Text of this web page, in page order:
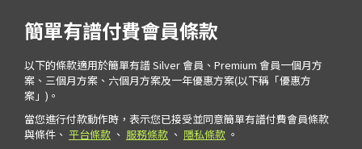
簡單有譜付費會員條款
以下的條款適用於簡單有譜 Silver 會員、Premium 會員一個月方
案、三個月方案、六個月方案及一年優惠方案(以下稱「優惠方
案」)。
當您進行付款動作時，表示您已接受並同意簡單有譜付費會員條款
與條件、 平台條款 、 服務條款 、 隱私條款 。